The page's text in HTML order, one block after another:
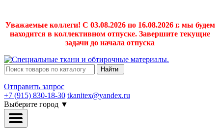
Уважаемые коллеги! С 03.08.2026 по 16.08.2026 г. мы будем
находится в коллективном отпуске. Завершите текущие
задачи до начала отпуска
Найти
Отправить запрос
+7 (915) 830-18-30 tkanitex@yandex.ru
Выберите город ▼